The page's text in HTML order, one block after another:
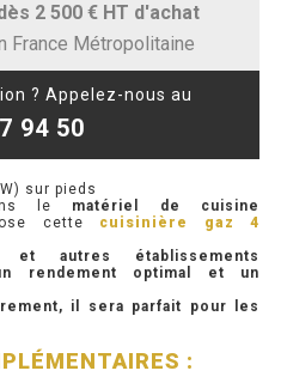
VITRÉE
2 500 € HT d'achat
France Métropolitaine
? Appelez-nous au
94 50
sur pieds
le matériel de cuisine
cette cuisinière gaz 4
autres établissements
rendement optimal et un
il sera parfait pour les
: